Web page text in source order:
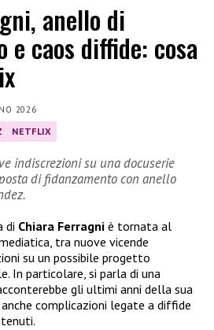
anello di
e caos diffide: cosa
2026
NETFLIX
indiscrezioni su una docuserie
di fidanzamento con anello
di Chiara Ferragni è tornata al
tra nuove vicende
su un possibile progetto
In particolare, si parla di una
gli ultimi anni della sua
complicazioni legate a diffide